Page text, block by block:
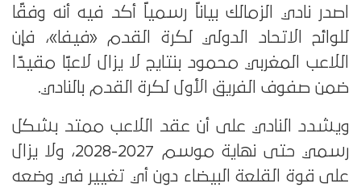
اصدر نادي الزمالك بياناً رسمياً أكد فيه أنه وفقًا
للوائح الاتحاد الدولي لكرة القدم «فيفا»، فإن
اللاعب المغربي محمود بنتايج لا يزال لاعبًا مقيدًا
ضمن صفوف الفريق الأول لكرة القدم بالنادي.
ويشدد النادي على أن عقد اللاعب ممتد بشكل
رسمي حتى نهاية موسم 2027-2028، ولا يزال
على قوة القلعة البيضاء دون أي تغيير في وضعه